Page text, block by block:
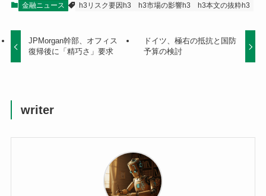
金融ニュース h3リスク要因h3 h3市場の影響h3 h3本文の抜粋h3
JPMorgan幹部、オフィス
復帰後に「精巧さ」要求
ドイツ、極右の抵抗と国防
予算の検討
writer